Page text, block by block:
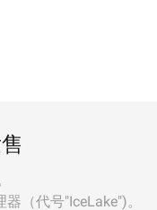
（代号"IceLake")。